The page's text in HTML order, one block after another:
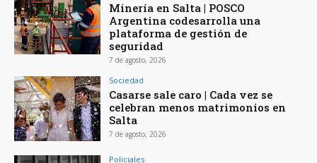
Minería en Salta | POSCO
Argentina codesarrolla una
plataforma de gestión de
seguridad
7 de agosto, 2026
Sociedad
Casarse sale caro | Cada vez se
celebran menos matrimonios en
Salta
7 de agosto, 2026
Policiales